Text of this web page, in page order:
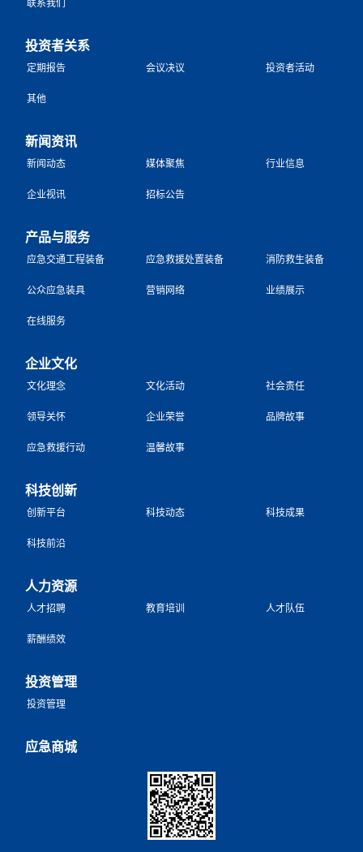
联系我们
投资者关系
定期报告 会议决议 投资者活动
其他
新闻资讯
新闻动态 媒体聚焦 行业信息
企业视讯 招标公告
产品与服务
应急交通工程装备 应急救援处置装备 消防救生装备
公众应急装具 营销网络 业绩展示
在线服务
企业文化
文化理念 文化活动 社会责任
领导关怀 企业荣誉 品牌故事
应急救援行动 温馨故事
科技创新
创新平台 科技动态 科技成果
科技前沿
人力资源
人才招聘 教育培训 人才队伍
薪酬绩效
投资管理
投资管理
应急商城